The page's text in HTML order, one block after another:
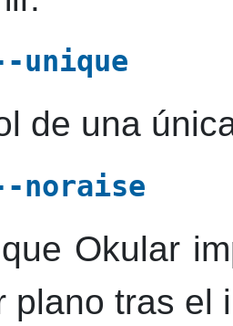
unique
de una
noraise
Okular
plano tras el